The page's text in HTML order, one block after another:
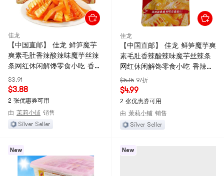
佳龙
【中国直邮】 佳龙 鲜笋魔芋
爽素毛肚香辣酸辣味魔芋丝辣
条网红休闲解馋零食小吃 香辣
味 20g*4包
$3.91
$3.88
2 张优惠券可用
由 茉莉小铺 销售
Silver Seller
佳龙
【中国直邮】 佳龙 鲜笋魔芋爽
素毛肚香辣酸辣味魔芋丝辣条
网红休闲解馋零食小吃 香辣味
20g*5包
$5.15 97折
$4.99
2 张优惠券可用
由 茉莉小铺 销售
Silver Seller
New New